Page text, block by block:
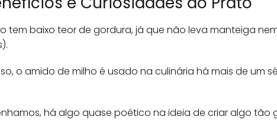
tem baixo teor de gordura, já que não leva manteiga
o amido de milho é usado na culinária há mais de um
há algo quase poético na ideia de criar algo